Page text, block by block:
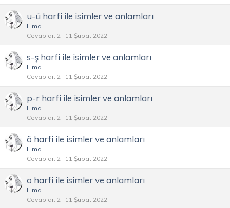
u-ü harfi ile isimler ve anlamları
Lima
Cevaplar 2 11 Şubat 2022
s-ş harfi ile isimler ve anlamları
Lima
Cevaplar 2 11 Şubat 2022
p-r harfi ile isimler ve anlamları
Lima
Cevaplar 2 11 Şubat 2022
ö harfi ile isimler ve anlamları
Lima
Cevaplar 2 11 Şubat 2022
o harfi ile isimler ve anlamları
Lima
Cevaplar 2 11 Şubat 2022